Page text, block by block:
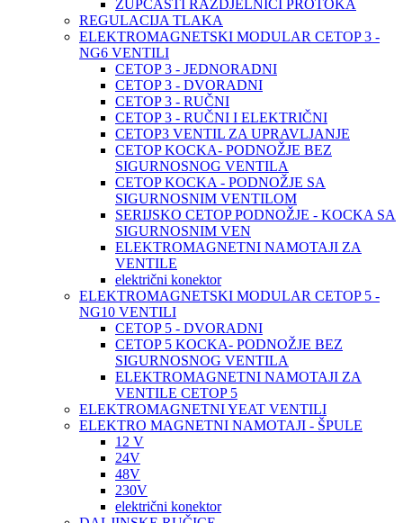
ZUPČASTI RAZDJELNICI PROTOKA
REGULACIJA TLAKA
ELEKTROMAGNETSKI MODULAR CETOP 3 -
NG6 VENTILI
CETOP 3 - JEDNORADNI
CETOP 3 - DVORADNI
CETOP 3 - RUČNI
CETOP 3 - RUČNI I ELEKTRIČNI
CETOP3 VENTIL ZA UPRAVLJANJE
CETOP KOCKA- PODNOŽJE BEZ
SIGURNOSNOG VENTILA
CETOP KOCKA - PODNOŽJE SA
SIGURNOSNIM VENTILOM
SERIJSKO CETOP PODNOŽJE - KOCKA SA
SIGURNOSNIM VEN
ELEKTROMAGNETNI NAMOTAJI ZA
VENTILE
električni konektor
ELEKTROMAGNETSKI MODULAR CETOP 5 -
NG10 VENTILI
CETOP 5 - DVORADNI
CETOP 5 KOCKA- PODNOŽJE BEZ
SIGURNOSNOG VENTILA
ELEKTROMAGNETNI NAMOTAJI ZA
VENTILE CETOP 5
ELEKTROMAGNETNI YEAT VENTILI
ELEKTRO MAGNETNI NAMOTAJI - ŠPULE
12 V
24V
48V
230V
električni konektor